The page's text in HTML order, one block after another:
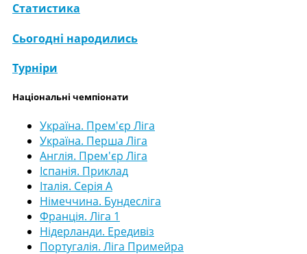
Статистика
Сьогодні народились
Турніри
Національні чемпіонати
Україна. Прем'єр Ліга
Україна. Перша Ліга
Англія. Прем'єр Ліга
Іспанія. Приклад
Італія. Серія А
Німеччина. Бундесліга
Франція. Ліга 1
Нідерланди. Ередивіз
Португалія. Ліга Примейра